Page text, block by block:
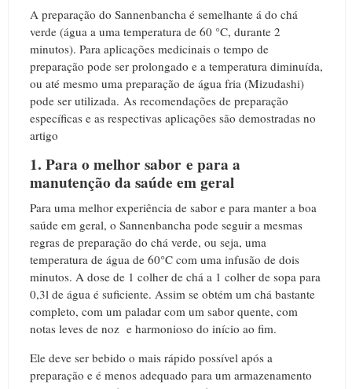
A preparação do Sannenbancha é semelhante á do chá
verde (água a uma temperatura de 60 °C, durante 2
minutos). Para aplicações medicinais o tempo de
preparação pode ser prolongado e a temperatura diminuída,
ou até mesmo uma preparação de água fria (Mizudashi)
pode ser utilizada. As recomendações de preparação
específicas e as respectivas aplicações são demostradas no
artigo
1. Para o melhor sabor e para a
manutenção da saúde em geral
Para uma melhor experiência de sabor e para manter a boa
saúde em geral, o Sannenbancha pode seguir a mesmas
regras de preparação do chá verde, ou seja, uma
temperatura de água de 60°C com uma infusão de dois
minutos. A dose de 1 colher de chá a 1 colher de sopa para
0,3l de água é suficiente. Assim se obtém um chá bastante
completo, com um paladar com um sabor quente, com
notas leves de noz e harmonioso do início ao fim.
Ele deve ser bebido o mais rápido possível após a
preparação e é menos adequado para um armazenamento